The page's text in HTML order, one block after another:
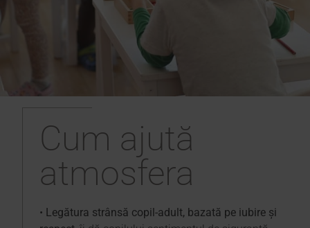
Cum ajută
atmosfera
• Legătura strânsă copil-adult, bazată pe iubire și